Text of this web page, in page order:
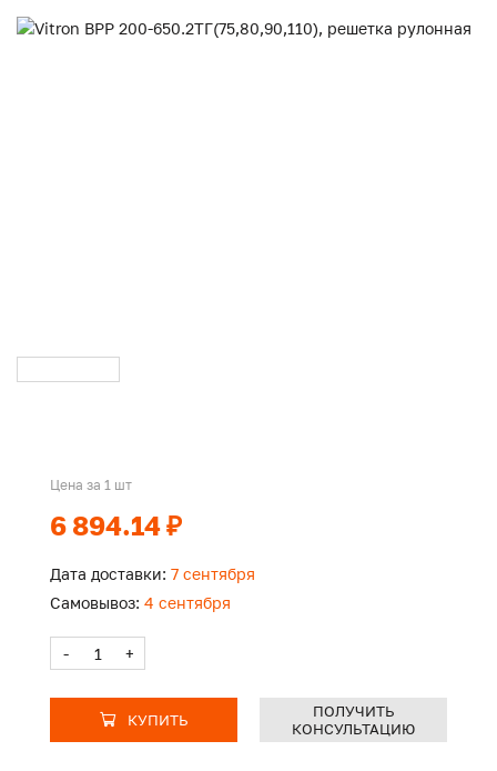
Цена за 1 шт
6 894.14 ₽
Дата доставки: 7 сентября
Самовывоз: 4 сентября
- +
КУПИТЬ
ПОЛУЧИТЬ
КОНСУЛЬТАЦИЮ